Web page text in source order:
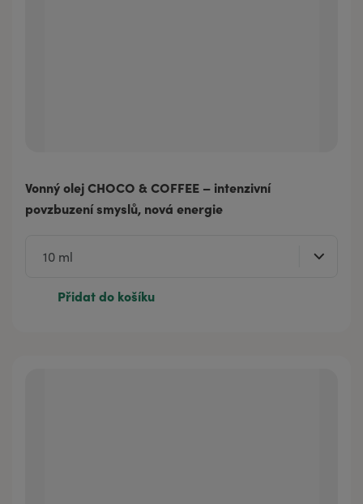
Vonný olej CHOCO & COFFEE – intenzivní
povzbuzení smyslů, nová energie
Přidat do košíku